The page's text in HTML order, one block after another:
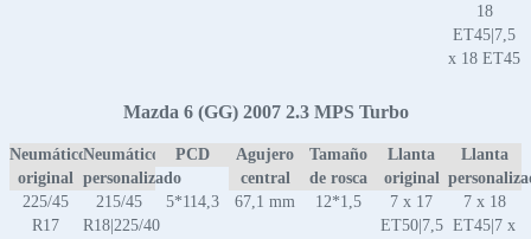
18
ET45|7,5
x 18 ET45
Mazda 6 (GG) 2007 2.3 MPS Turbo
Neumático
original
Neumático
personalizado
PCD
Agujero
central
Tamaño
de rosca
Llanta
original
Llanta
225/45
R17
215/45
R18|225/40
5*114,3 67,1 mm 12*1,5
7 x 17
ET50|7,5
7 x 18
ET45|7 x